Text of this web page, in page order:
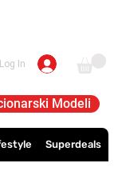
Log In
Modeli
Superdeals